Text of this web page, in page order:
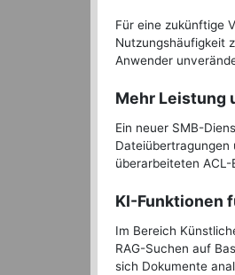
Für eine zukünftige
Nutzungshäufigkeit
Anwender
Mehr Leistung
Ein neuer SMB-
Dateiübertragungen
überarbeiteten
KI-Funktionen
Im Bereich
RAG-Suchen auf
sich Dokumente